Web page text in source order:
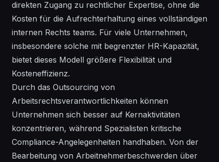
direkten Zugang zu rechtlicher Expertise, ohne die
Kosten für die Aufrechterhaltung eines vollständigen
internen Rechts teams. Für viele Unternehmen,
insbesondere solche mit begrenzter HR-Kapazität,
bietet dieses Modell größere Flexibilität und
Kosteneffizienz.
Durch das Outsourcing von
Arbeitsrechtsverantwortlichkeiten können
Unternehmen sich besser auf Kernaktivitäten
konzentrieren, während Spezialisten kritische
Compliance-Angelegenheiten handhaben. Von der
Bearbeitung von Arbeitnehmerbeschwerden über